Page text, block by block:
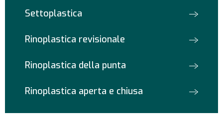
Settoplastica
Rinoplastica revisionale
Rinoplastica della punta
Rinoplastica aperta e chiusa